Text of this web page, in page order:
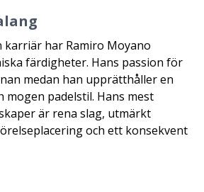
karriär har Ramiro Moyano
färdigheter. Hans passion för
medan han upprätthåller en
mogen padelstil. Hans mest
är rena slag, utmärkt
och ett konsekvent